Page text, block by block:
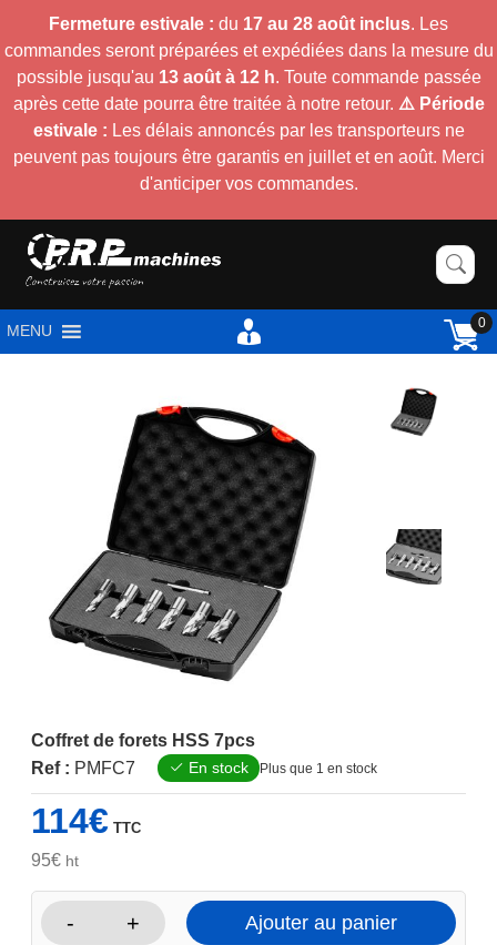
Fermeture estivale : du 17 au 28 août inclus. Les
commandes seront préparées et expédiées dans la mesure du
possible jusqu'au 13 août à 12 h. Toute commande passée
après cette date pourra être traitée à notre retour. ⚠️ Période
estivale : Les délais annoncés par les transporteurs ne
peuvent pas toujours être garantis en juillet et en août. Merci
d'anticiper vos commandes.
MENU 0
Coffret de forets HSS 7pcs
Ref : PMFC7 En stock Plus que 1 en stock
114€ TTC
95€ht
-
quantité
+ Ajouter au panier